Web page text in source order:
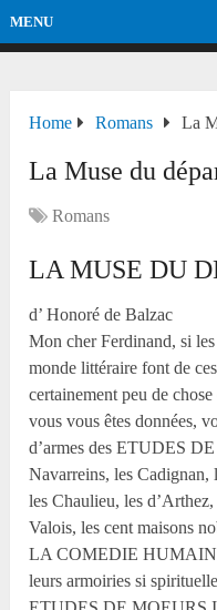
MENU
Home Romans La
La Muse du
Romans
LA MUSE DU
d’ Honoré de Balzac
Mon cher Ferdinand, si
monde littéraire font de
certainement peu de
vous vous êtes données,
d’armes des ETUDES
Navarreins, les Cadignan,
les Chaulieu, les
Valois, les cent maisons
LA COMEDIE
leurs armoiries si